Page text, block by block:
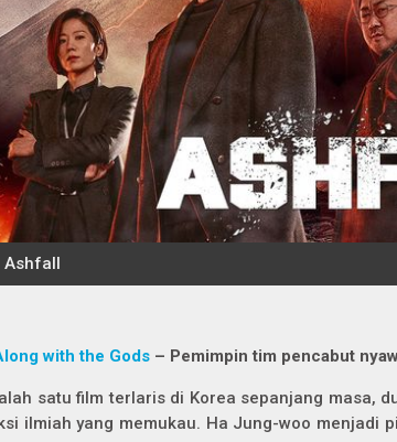
with the Gods – Pemimpin tim pencabut
satu film terlaris di Korea sepanjang masa,
ilmiah yang memukau. Ha Jung-woo menjadi